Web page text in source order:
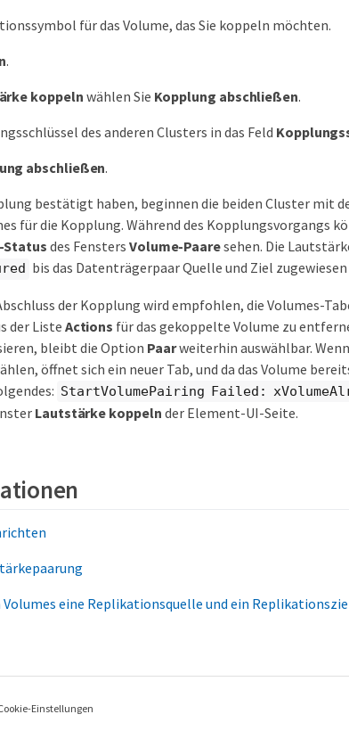
für das Volume, das Sie koppeln möchten.
.
koppelnwählen Sie Kopplung abschließen.
des anderen Clusters in das Feld
abschließen.
bestätigt haben, beginnen die beiden Cluster mit
für die Kopplung. Während des Kopplungsvorgangs
Status des Fensters Volume-Paaresehen. Die
bis das Datenträgerpaar Quelle und Ziel
der Kopplung wird empfohlen, die Volumes-
der ListeActions für das gekoppelte Volume zu
bleibt die Option Paarweiterhin auswählbar.
öffnet sich ein neuer Tab, und da das Volume
StartVolumePairing Failed:
Lautstärke koppeln der Element-UI-Seite.
Volumes eine Replikationsquelle und ein
Einstellungen